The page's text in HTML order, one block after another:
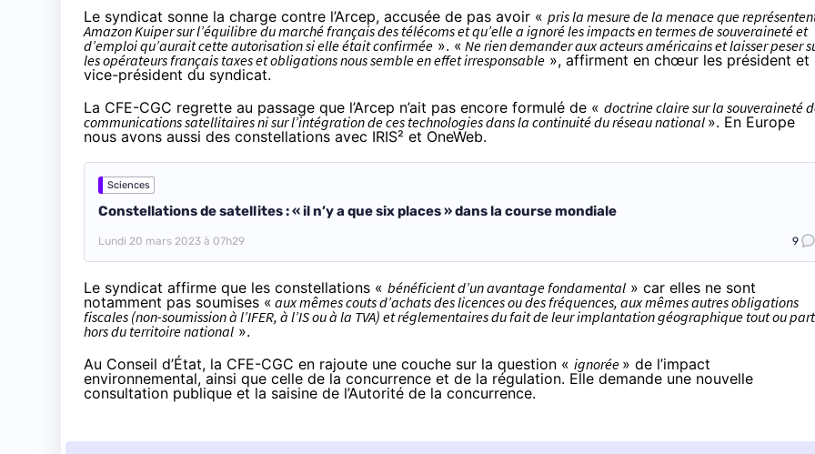
Le syndicat sonne la charge contre l’Arcep, accusée de pas avoir « pris la mesure de la menace que
Amazon Kuiper sur l’équilibre du marché français des télécoms et qu’elle a ignoré les impacts en termes de souveraineté et
d’emploi qu’aurait cette autorisation si elle était confirmée ». « Ne rien demander aux acteurs américains et laisser peser
les opérateurs français taxes et obligations nous semble en effet irresponsable », affirment en chœur les président et
vice-président du syndicat.
La CFE-CGC regrette au passage que l’Arcep n’ait pas encore formulé de « doctrine claire sur la souveraineté
communications satellitaires ni sur l’intégration de ces technologies dans la continuité du réseau national ». En Europe
nous avons aussi des constellations avec IRIS² et OneWeb.
Sciences
Constellations de satellites : « il n’y a que six places » dans la course mondiale
Lundi 20 mars 2023 à 07h29 9
Le syndicat affirme que les constellations « bénéficient d’un avantage fondamental » car elles ne sont
notamment pas soumises « aux mêmes couts d’achats des licences ou des fréquences, aux mêmes autres obligations
fiscales (non-soumission à l’IFER, à l’IS ou à la TVA) et réglementaires du fait de leur implantation géographique tout ou
hors du territoire national ».
Au Conseil d’État, la CFE-CGC en rajoute une couche sur la question « ignorée » de l’impact
environnemental, ainsi que celle de la concurrence et de la régulation. Elle demande une nouvelle
consultation publique et la saisine de l’Autorité de la concurrence.